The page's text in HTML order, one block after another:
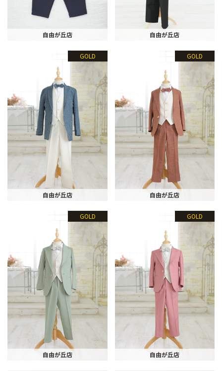
自由が丘店 自由が丘店
GOLD
自由が丘店
GOLD
自由が丘店
GOLD
自由が丘店
GOLD
自由が丘店